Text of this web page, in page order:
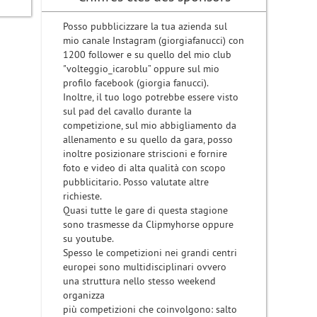
Posso pubblicizzare la tua azienda sul
mio canale Instagram (giorgiafanucci) con
1200 follower e su quello del mio club
"volteggio_icaroblu” oppure sul mio
profilo facebook (giorgia fanucci).
Inoltre, il tuo logo potrebbe essere visto
sul pad del cavallo durante la
competizione, sul mio abbigliamento da
allenamento e su quello da gara, posso
inoltre posizionare striscioni e fornire
foto e video di alta qualità con scopo
pubblicitario. Posso valutate altre
richieste.
Quasi tutte le gare di questa stagione
sono trasmesse da Clipmyhorse oppure
su youtube.
Spesso le competizioni nei grandi centri
europei sono multidisciplinari ovvero
una struttura nello stesso weekend
organizza
più competizioni che coinvolgono: salto